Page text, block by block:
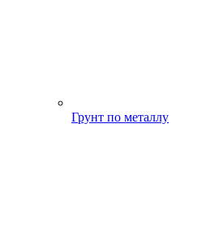
Грунт по металлу